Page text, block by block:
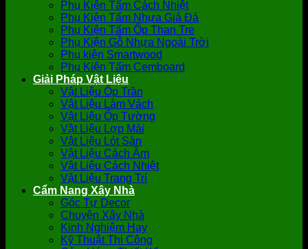
Phụ Kiện Tấm Cách Nhiệt
Phụ Kiện Tấm Nhựa Giả Đá
Phụ Kiện Tấm Ốp Than Tre
Phụ Kiện Gỗ Nhựa Ngoài Trời
Phụ kiện Smartwood
Phụ Kiện Tấm Cemboard
Giải Pháp Vật Liệu
Vật Liệu Ốp Trần
Vật Liệu Làm Vách
Vật Liệu Ốp Tường
Vật Liệu Lợp Mái
Vật Liệu Lót Sàn
Vật Liệu Cách Âm
Vật Liệu Cách Nhiệt
Vật Liệu Trang Trí
Cẩm Nang Xây Nhà
Góc Tự Decor
Chuyện Xây Nhà
Kinh Nghiệm Hay
Kỹ Thuật Thi Công